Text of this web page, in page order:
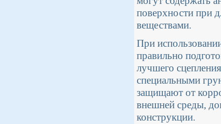
поверхности при
веществами.
При
правильно
лучшего
специальными
защищают от
внешней среды,
конструкции.